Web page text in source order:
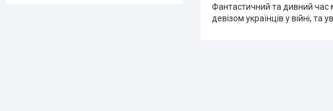
Фантастичний та дивний
девізом українців у війні, та